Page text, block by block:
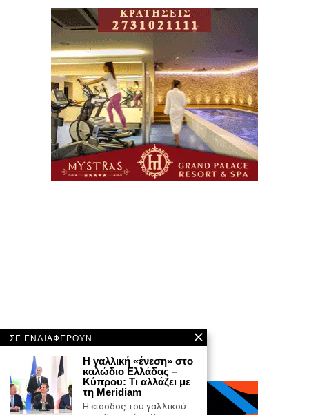
ΣΕ ΕΝΔΙΑΦΕΡΟΥΝ
Η γαλλική «ένεση» στο
καλώδιο Ελλάδας –
Κύπρου: Τι αλλάζει με
τη Meridiam
Η είσοδος του γαλλικού